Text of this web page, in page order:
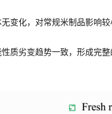
变化，对常规米制品影响较
质劣变趋势一致，形成完整